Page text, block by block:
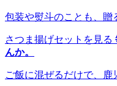
包装や熨斗のことも、贈
さつま揚げセットを見る
んか。
ご飯に混ぜるだけで、鹿